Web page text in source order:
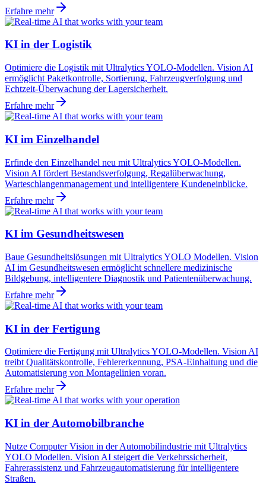
Erfahre mehr
KI in der Logistik
Optimiere die Logistik mit Ultralytics YOLO-Modellen. Vision AI
ermöglicht Paketkontrolle, Sortierung, Fahrzeugverfolgung und
Echtzeit-Überwachung der Lagersicherheit.
Erfahre mehr
KI im Einzelhandel
Erfinde den Einzelhandel neu mit Ultralytics YOLO-Modellen.
Vision AI fördert Bestandsverfolgung, Regalüberwachung,
Warteschlangenmanagement und intelligentere Kundeneinblicke.
Erfahre mehr
KI im Gesundheitswesen
Baue Gesundheitslösungen mit Ultralytics YOLO Modellen. Vision
AI im Gesundheitswesen ermöglicht schnellere medizinische
Bildgebung, intelligentere Diagnostik und Patientenüberwachung.
Erfahre mehr
KI in der Fertigung
Optimiere die Fertigung mit Ultralytics YOLO-Modellen. Vision AI
treibt Qualitätskontrolle, Fehlererkennung, PSA-Einhaltung und die
Automatisierung von Montagelinien voran.
Erfahre mehr
KI in der Automobilbranche
Nutze Computer Vision in der Automobilindustrie mit Ultralytics
YOLO Modellen. Vision AI steigert die Verkehrssicherheit,
Fahrerassistenz und Fahrzeugautomatisierung für intelligentere
Straßen.